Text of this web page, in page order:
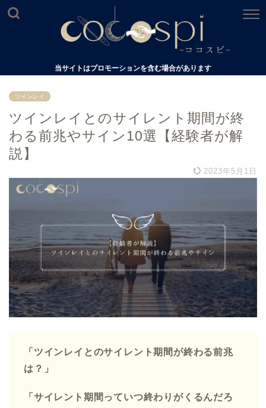
当サイトはプロモーションを含む場合があります
ツインレイ
ツインレイとのサイレント期間が終
わる前兆やサイン10選【経験者が解
説】
2023年5月1日
「ツインレイとのサイレント期間が終わる前兆
は？」
「サイレント期間っていつ終わりがくるんだろ